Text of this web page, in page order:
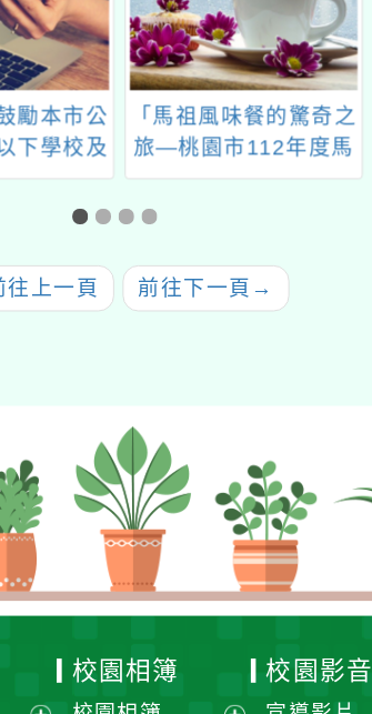
的驚奇之
年度馬
習實施計
教育部國民及學前教育
署委請國立東華大學辦
理「十二年課綱原住民
族教育議題教學設計工
制度（臺中場）」
往上一頁 前往下一頁 →
校園相簿 校園影音